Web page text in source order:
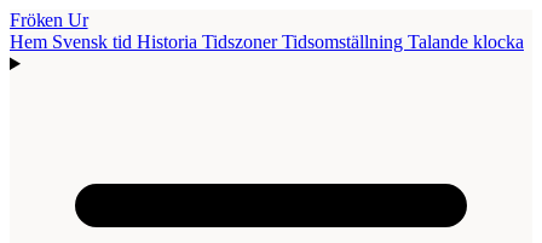
Fröken Ur
Hem Svensk tid Historia TidszonerTidsomställning Talande klocka